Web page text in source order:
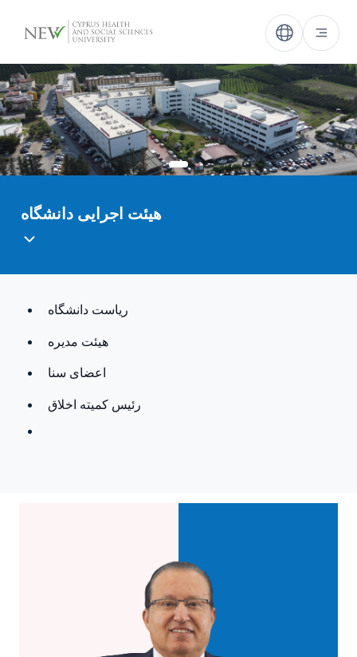
هیئت اجرایی دانشگاه
ریاست دانشگاه
هيئت مدیره
اعضای سنا
رئیس کمیته اخلاق